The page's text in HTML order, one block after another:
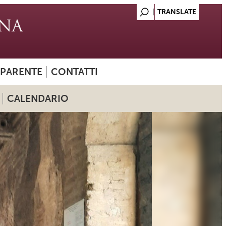
CONTATTI
CALENDARIO